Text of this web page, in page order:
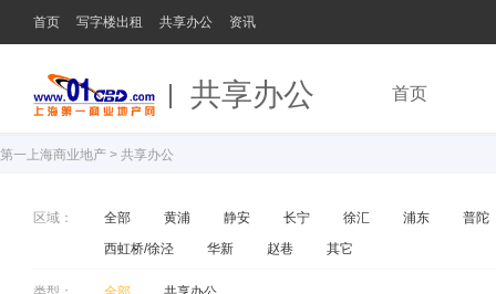
首页 写字楼出租 共享办公 资讯
共享办公 首页
第一上海商业地产 > 共享办公
区域： 全部 黄浦 静安 长宁 徐汇 浦东
普陀
西虹桥/徐泾
华新 赵巷 其它